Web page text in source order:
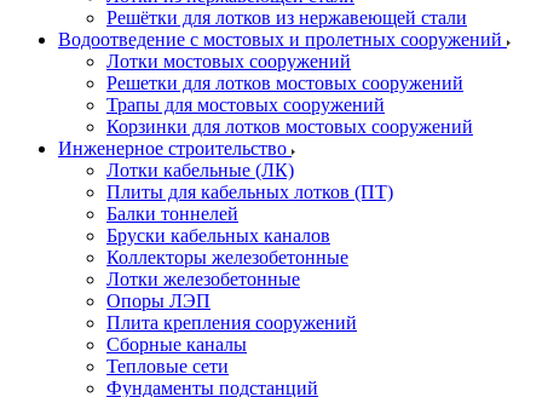
Решётки для лотков из нержавеющей стали
Водоотведение с мостовых и пролетных сооружений
Лотки мостовых сооружений
Решетки для лотков мостовых сооружений
Трапы для мостовых сооружений
Корзинки для лотков мостовых сооружений
Инженерное строительство
Лотки кабельные (ЛК)
Плиты для кабельных лотков (ПТ)
Балки тоннелей
Бруски кабельных каналов
Коллекторы железобетонные
Лотки железобетонные
Опоры ЛЭП
Плита крепления сооружений
Сборные каналы
Тепловые сети
Фундаменты подстанций